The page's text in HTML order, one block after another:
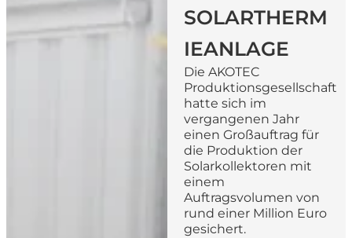
OLARTHERMI
EANLAGE
Die AKOTEC
Produktionsgesellschaft
hatte sich im
vergangenen Jahr
einen Großauftrag für
die Produktion der
Solarkollektoren mit
einem
Auftragsvolumen von
rund einer Million Euro
gesichert.